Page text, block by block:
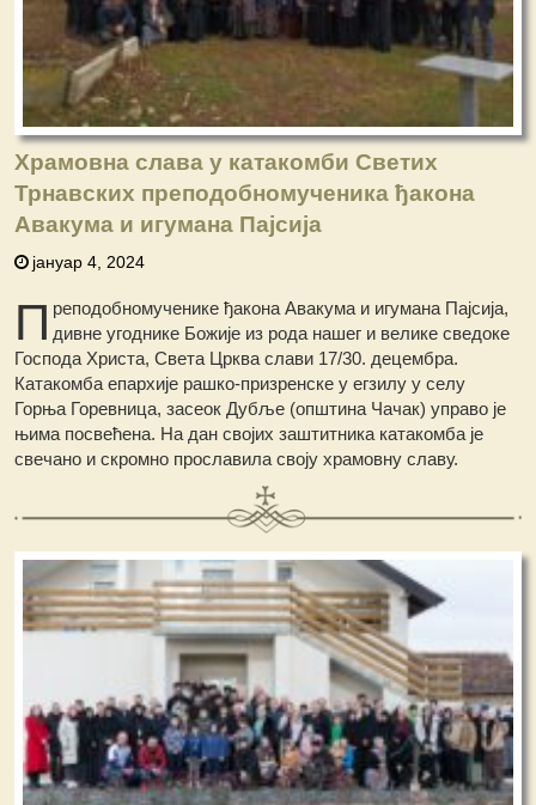
Храмовна слава у катакомби Светих
Трнaвских преподобномученика ђакона
Авакума и игумана Пајсија
јануар 4, 2024
П реподобномученике ђакона Авакума и игумана Пајсија,
дивне угоднике Божије из рода нашег и велике сведоке
Господа Христа, Света Црква слави 17/30. децембра.
Катакомба епархије рашко-призренске у егзилу у селу
Горња Горевница, засеок Дубље (општина Чачак) управо је
њима посвећена. На дан својих заштитника катакомба је
свечано и скромно прославила своју храмовну славу.